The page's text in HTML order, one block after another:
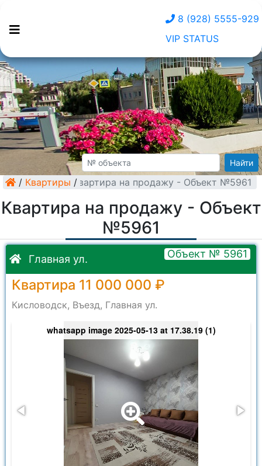
8 (928) 5555-929
VIP STATUS
Найти
/ Квартиры /
Квартира на продажу - Объект №5961
Квартира на продажу - Объект
№5961
Главная ул. Объект № 5961
Квартира 11 000 000 ₽
Кисловодск, Въезд, Главная ул.
whatsapp image 2025-05-13 at 17.38.19 (1)